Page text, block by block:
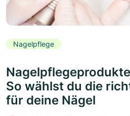
Nagelpflege
So wählst du die
für deine Nägel